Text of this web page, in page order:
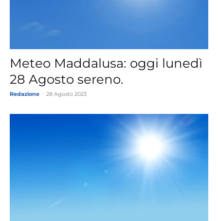
Meteo Maddalusa: oggi lunedì
28 Agosto sereno.
Redazione 28 Agosto 2023